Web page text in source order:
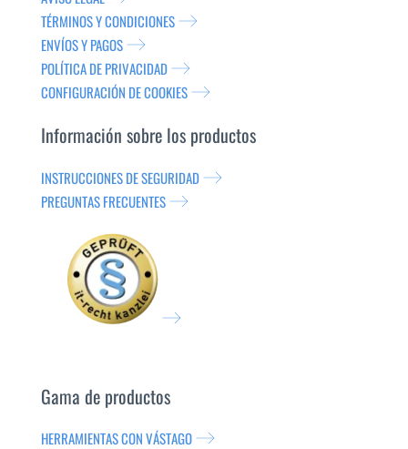
TÉRMINOS Y CONDICIONES
ENVÍOS Y PAGOS
POLÍTICA DE PRIVACIDAD
CONFIGURACIÓN DE COOKIES
Información sobre los productos
INSTRUCCIONES DE SEGURIDAD
PREGUNTAS FRECUENTES
Gama de productos
HERRAMIENTAS CON VÁSTAGO